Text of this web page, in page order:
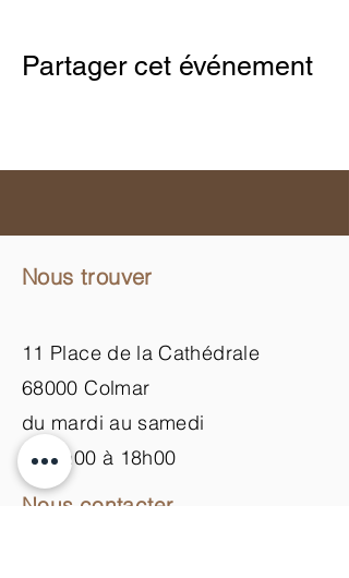
Partager cet événement
Nous trouver
11 Place de la Cathédrale
68000 Colmar
du mardi au samedi
de 9h00 à 18h00
Nous contacter